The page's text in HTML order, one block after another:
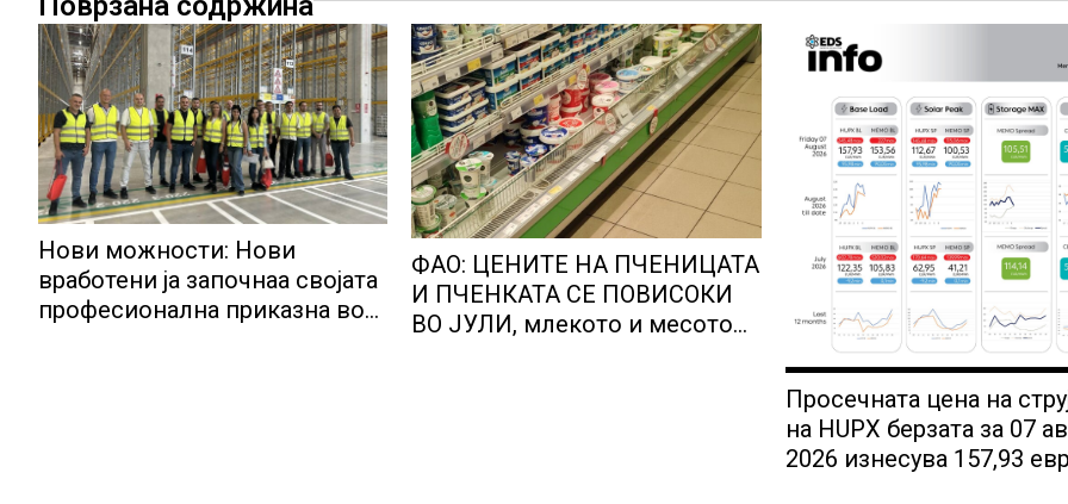
Нови можности: Нови
вработени ја започнаа својата
професионална приказна во
ФАО: ЦЕНИТЕ НА ПЧЕНИЦАТА
И ПЧЕНКАТА СЕ ПОВИСОКИ
ВО ЈУЛИ, млекото и месото
Просечната цена на
на HUPX берзата за 07
2026 изнесува 157,93